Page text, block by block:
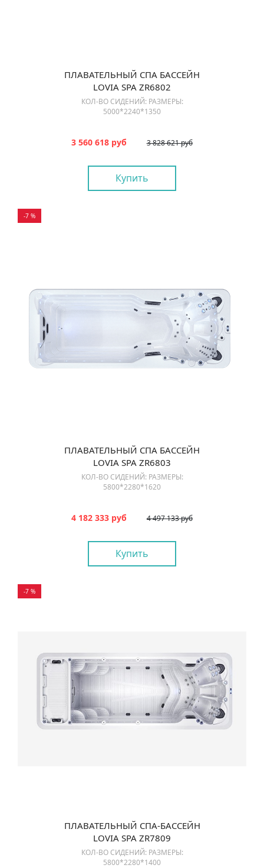
ПЛАВАТЕЛЬНЫЙ СПА БАССЕЙН
LOVIA SPA ZR6802
КОЛ-ВО СИДЕНИЙ: РАЗМЕРЫ:
5000*2240*1350
3 828 621 руб
3 560 618 руб
Купить
-7 %
ПЛАВАТЕЛЬНЫЙ СПА БАССЕЙН
LOVIA SPA ZR6803
КОЛ-ВО СИДЕНИЙ: РАЗМЕРЫ:
5800*2280*1620
4 497 133 руб
4 182 333 руб
Купить
-7 %
ПЛАВАТЕЛЬНЫЙ СПА-БАССЕЙН
LOVIA SPA ZR7809
КОЛ-ВО СИДЕНИЙ: РАЗМЕРЫ:
5800*2280*1400